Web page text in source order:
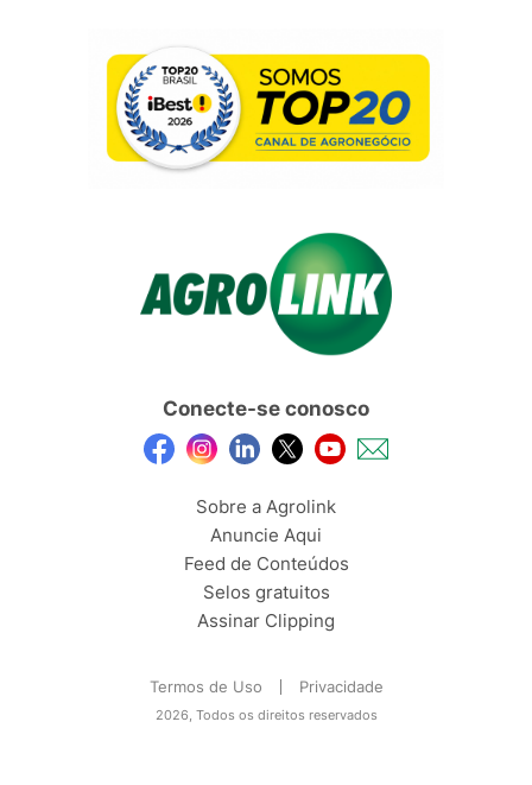
Conecte-se conosco
Sobre a Agrolink
Anuncie Aqui
Feed de Conteúdos
Selos gratuitos
Assinar Clipping
Termos de Uso Privacidade
2026, Todos os direitos reservados